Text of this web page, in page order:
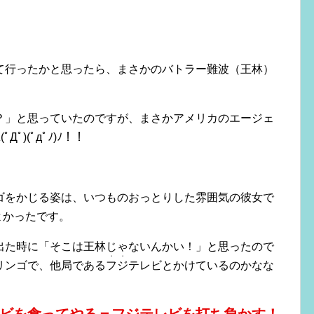
ったかと思ったら、まさかのバトラー難波（王林）
と思っていたのですが、まさかアメリカのエージェ
Дﾟ)(ﾟдﾟﾉ)ﾉ！！
かじる姿は、いつものおっとりした雰囲気の彼女で
ったです。
時に「そこは王林じゃないんかい！」と思ったので
ゴで、他局であるフジ
・・
テレビとかけているのかなな